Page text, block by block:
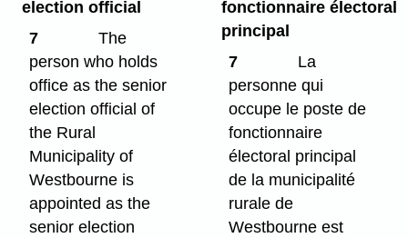
election official
7
The
person who holds
office as the senior
election official of
the Rural
Municipality of
Westbourne is
appointed as the
senior election
fonctionnaire électoral
principal
7
La
personne qui
occupe le poste de
fonctionnaire
électoral principal
de la municipalité
rurale de
Westbourne est